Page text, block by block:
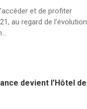
et de profiter
au regard de l’évolution
devient l’Hôtel de